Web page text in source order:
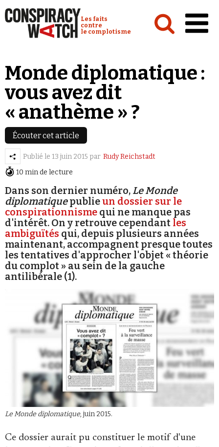
Conspiracy Watch :
Les faits
contre
le complotisme
Analyses
Conspipédia
Vidéos
Émissions
Revues de presse
Newsletter
Faire un don
Demander à Vera
Se connecter
Monde diplomatique :
vous avez dit
« anathème » ?
Écouter cet article
Publié le 13 juin 2015 par Rudy Reichstadt
10 min de lecture
Dans son dernier numéro, Le Monde
diplomatiquepublieun dossier sur le
conspirationnisme qui ne manque pas
d'intérêt. On y retrouve cependant les
ambiguïtés qui, depuis plusieurs années
maintenant, accompagnent presque toutes
les tentatives d'approcher l'objet « théorie
du complot » au sein de la gauche
antilibérale (1).
Le Monde diplomatique, juin 2015.
Ce dossier aurait pu constituer le motif d'une